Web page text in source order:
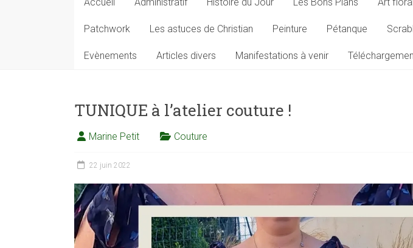
Patchwork Les astuces de Christian Peinture Pétanque
Evènements Articles divers Manifestations à venir
TUNIQUE à l’atelier couture !
Marine Petit Couture
22 juin 2022